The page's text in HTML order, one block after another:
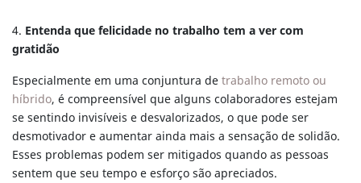
4. Entenda que felicidade no trabalho tem a ver com
gratidão
Especialmente em uma conjuntura detrabalho remoto ou
híbrido, é compreensível que alguns colaboradores estejam
se sentindo invisíveis e desvalorizados, o que pode ser
desmotivador e aumentar ainda mais a sensação de solidão.
Esses problemas podem ser mitigados quando as pessoas
sentem que seu tempo e esforço são apreciados.